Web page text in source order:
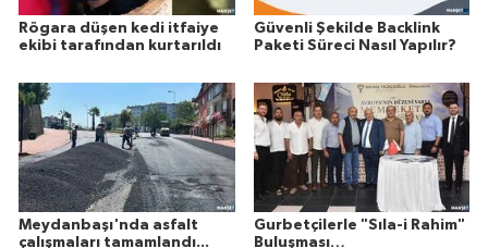
Rögara düşen kedi itfaiye
ekibi tarafından kurtarıldı
Güvenli Şekilde Backlink
Paketi Süreci Nasıl Yapılır?
Meydanbaşı'nda asfalt
çalışmaları tamamlandı...
Gurbetçilerle "Sıla-i Rahim"
Buluşması…